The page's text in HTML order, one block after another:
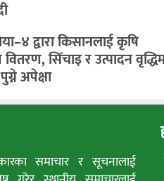
द्वारा किसानलाई कृषि
सिँचाइ र उत्पादन
अपेक्षा
समाचार र सूचनालाई